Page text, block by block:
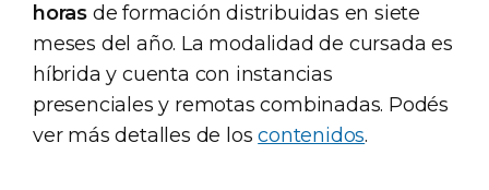
horas de formación distribuidas en siete
meses del año. La modalidad de cursada es
híbrida y cuenta con instancias
presenciales y remotas combinadas. Podés
ver más detalles de loscontenidos.